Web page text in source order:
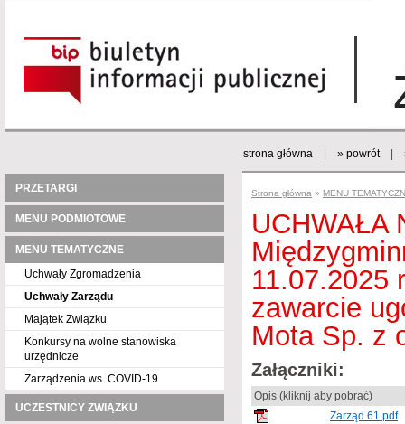
strona główna » powrót
PRZETARGI
MENU PODMIOTOWE
MENU TEMATYCZNE
Uchwały Zgromadzenia
Uchwały Zarządu
Majątek Związku
Konkursy na wolne stanowiska
urzędnicze
Zarządzenia ws. COVID-19
UCZESTNICY ZWIĄZKU
Strona główna » MENU
UCHWAŁA
11.07.2025
zawarcie
Mota Sp. z
Załączniki:
Opis (kliknij aby pobrać)
Zarząd 61.pdf